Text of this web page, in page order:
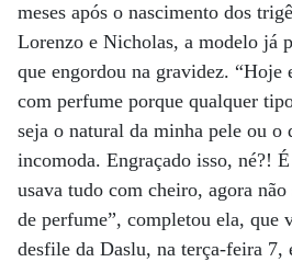
meses após o nascimento dos
Lorenzo e Nicholas, a modelo já
que engordou na gravidez. “Hoje
com perfume porque qualquer
seja o natural da minha pele ou o
incomoda. Engraçado isso, né?!
usava tudo com cheiro, agora
de perfume”, completou ela, que
desfile da Daslu, na terça-feira 7,